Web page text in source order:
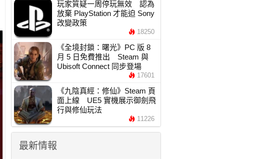
玩家質疑一周停玩無效 認為
放棄 PlayStation 才能迫 Sony
改變政策
18250
《全境封鎖：曙光》PC 版 8
月 5 日免費推出 Steam 與
Ubisoft Connect 同步登場
17601
《九陰真經：修仙》Steam 頁
面上線 UE5 實機展示御劍飛
行與修仙玩法
11226
最新情報